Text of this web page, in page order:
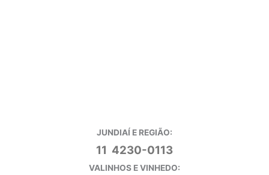
JUNDIAÍ E REGIÃO:
11 4230-0113
VALINHOS E VINHEDO: